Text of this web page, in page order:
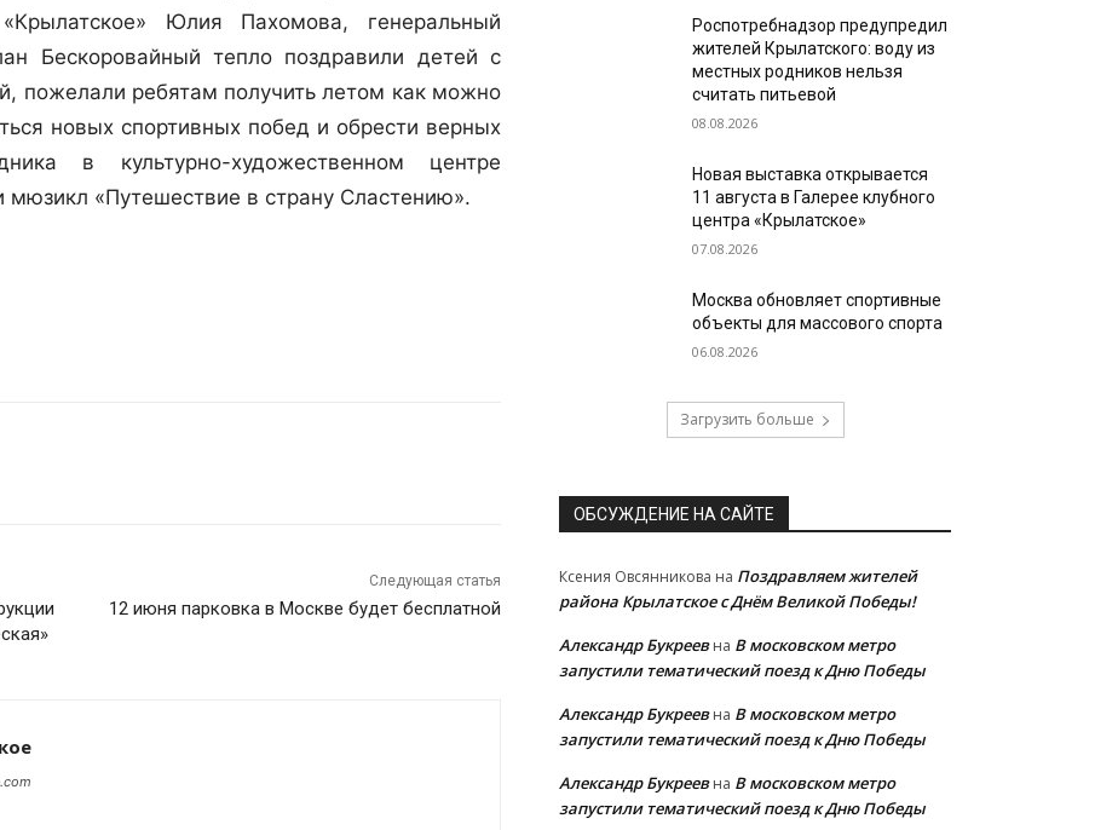
Юлия Пахомова, генеральный
Бескоровайный тепло поздравили детей с
пожелали ребятам получить летом как можно
новых спортивных побед и обрести верных
в культурно-художественном центре
мюзикл «Путешествие в страну Сластению».
Следующая статья
12 июня парковка в Москве будет бесплатной
Роспотребнадзор предупредил
жителей Крылатского: воду из
местных родников нельзя
считать питьевой
08.08.2026
Новая выставка открывается
11 августа в Галерее клубного
центра «Крылатское»
07.08.2026
Москва обновляет спортивные
объекты для массового спорта
06.08.2026
Загрузить больше
ОБСУЖДЕНИЕ НА САЙТЕ
Ксения Овсянникова на Поздравляем жителей
района Крылатское с Днём Великой Победы!
Александр Букреевна В московском метро
запустили тематический поезд к Дню Победы
Александр Букреевна В московском метро
запустили тематический поезд к Дню Победы
Александр Букреевна В московском метро
запустили тематический поезд к Дню Победы